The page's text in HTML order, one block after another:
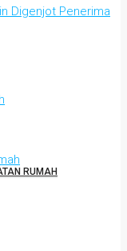
RUMAH
Digenjot Penerima